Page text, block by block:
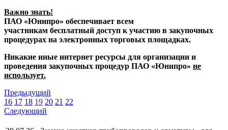
Важно знать!
ПАО «Юнипро» обеспечивает всем
участникам бесплатный доступ к участию в закупочных
процедурах на электронных торговых площадках.
Никакие иные интернет ресурсы для организации и
проведения закупочных процедур ПАО «Юнипро» не
использует.
Предыдущий
16 17 18 19 20 21 22
Следующий